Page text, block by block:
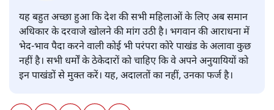
यह बहुत अच्छा हुआ कि देश की सभी महिलाओं के लिए अब समान
अधिकार के दरवाजे खोलने की मांग उठी है। भगवान की आराधना में
भेद-भाव पैदा करने वाली कोई भी परंपरा कोरे पाखंड के अलावा कुछ
नहीं है। सभी धर्मों के ठेकेदारों को चाहिए कि वे अपने अनुयायियों को
इन पाखंडों से मुक्त करें। यह, अदालतों का नहीं, उनका फर्ज है।